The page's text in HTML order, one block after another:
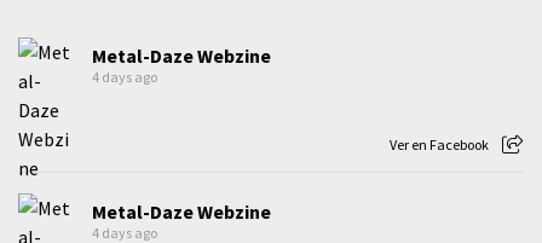
Metal-Daze Webzine
4 days ago
Ver en Facebook
Metal-Daze Webzine
4 days ago